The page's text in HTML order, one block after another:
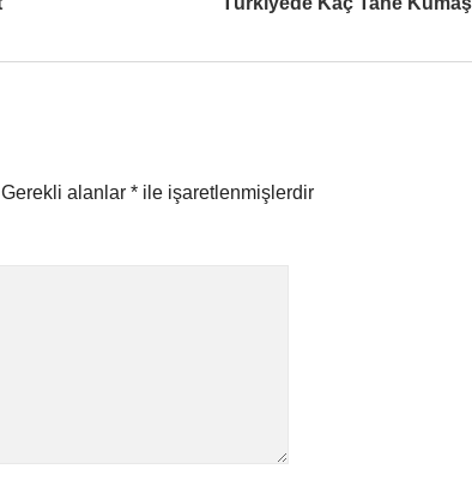
Gerekli alanlar * ile işaretlenmişlerdir